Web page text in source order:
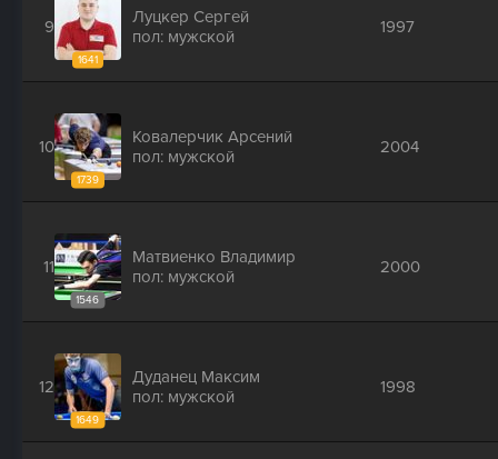
9
1641
Луцкер Сергей
пол: мужской
1997
10
1739
Ковалерчик Арсений
пол: мужской
2004
11
1546
Матвиенко Владимир
пол: мужской
2000
12
1649
Дуданец Максим
пол: мужской
1998